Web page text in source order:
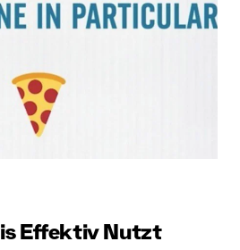
Effektiv Nutzt